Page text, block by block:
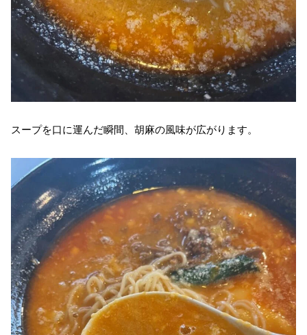
スープを口に運んだ瞬間、胡麻の風味が広がります。